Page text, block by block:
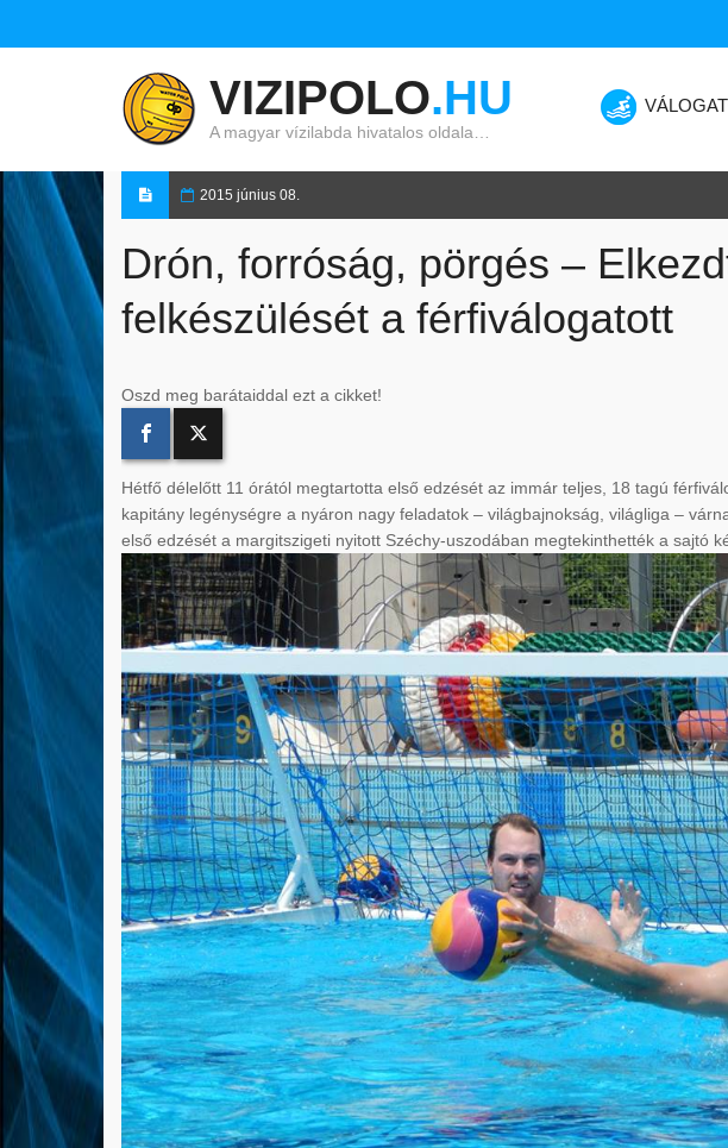
VIZIPOLO.HU
A magyar vízilabda hivatalos oldala…
2015 június 08.
Drón, forróság, pörgés –
felkészülését a férfiválogatott
Oszd meg barátaiddal ezt a cikket!
Hétfő délelőtt 11 órától megtartotta első edzését az immár teljes, 18 tagú
kapitány legénységre a nyáron nagy feladatok – világbajnokság, világliga –
első edzését a margitszigeti nyitott Széchy-uszodában megtekinthették a sajtó